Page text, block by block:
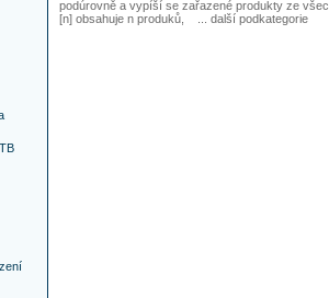
podúrovně a vypíší se zařazené produkty ze
[n] obsahuje n produků, ... další podkategorie